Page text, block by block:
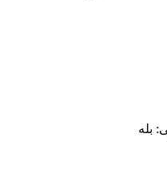
بله